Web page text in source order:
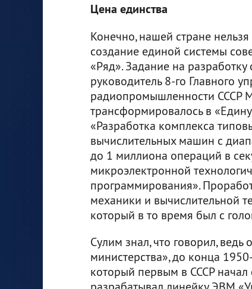
Цена единства
Конечно, нашей стране
создание единой системы
«Ряд». Задание на
руководитель 8-го Главного
радиопромышленности СССР
трансформировалось в
«Разработка комплекса
вычислительных машин с
до 1 миллиона операций в
микроэлектронной
программирования».
механики и вычислительной
который в то время был с
Сулим знал, что говорил,
министерства», до конца
который первым в СССР
разрабатывал линейку ЭВМ